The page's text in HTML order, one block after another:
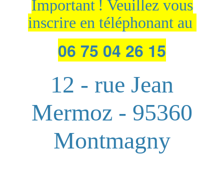
Important ! Veuillez vous
inscrire en téléphonant au
06 75 04 26 15
12 - rue Jean
Mermoz - 95360
Montmagny